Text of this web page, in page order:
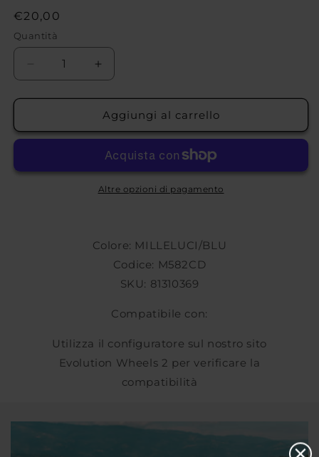
Prezzo
di
listino
€20,00
Quantità
Diminuisci
quantità
per
COPRIMOZZO
OZ
Aumenta
quantità
per
COPRIMOZZO
OZ
M582CD
Aggiungi al carrello
Altre opzioni di pagamento
Colore: MILLELUCI/BLU
Codice: M582CD
SKU: 81310369
Compatibile con:
Utilizza il configuratore sul nostro sito
Evolution Wheels 2 per verificare la
compatibilità